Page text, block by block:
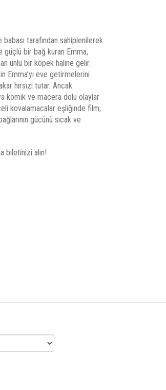
tarafından sahiplenilerek
güçlü bir bağ kuran Emma,
ünlü bir köpek haline gelir.
Emma’yı eve getirmelerini
hırsızı tutar. Ancak
komik ve macera dolu olaylar
kovalamacalar eşliğinde film;
gücünü sıcak ve
biletinizi alın!